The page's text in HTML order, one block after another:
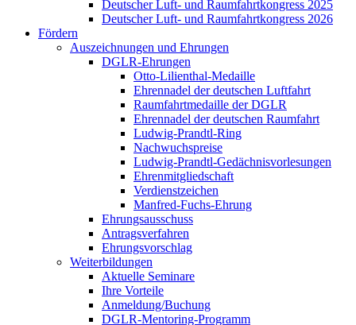
Deutscher Luft- und Raumfahrtkongress 2025
Deutscher Luft- und Raumfahrtkongress 2026
Fördern
Auszeichnungen und Ehrungen
DGLR-Ehrungen
Otto-Lilienthal-Medaille
Ehrennadel der deutschen Luftfahrt
Raumfahrtmedaille der DGLR
Ehrennadel der deutschen Raumfahrt
Ludwig-Prandtl-Ring
Nachwuchspreise
Ludwig-Prandtl-Gedächnisvorlesungen
Ehrenmitgliedschaft
Verdienstzeichen
Manfred-Fuchs-Ehrung
Ehrungsausschuss
Antragsverfahren
Ehrungsvorschlag
Weiterbildungen
Aktuelle Seminare
Ihre Vorteile
Anmeldung/Buchung
DGLR-Mentoring-Programm